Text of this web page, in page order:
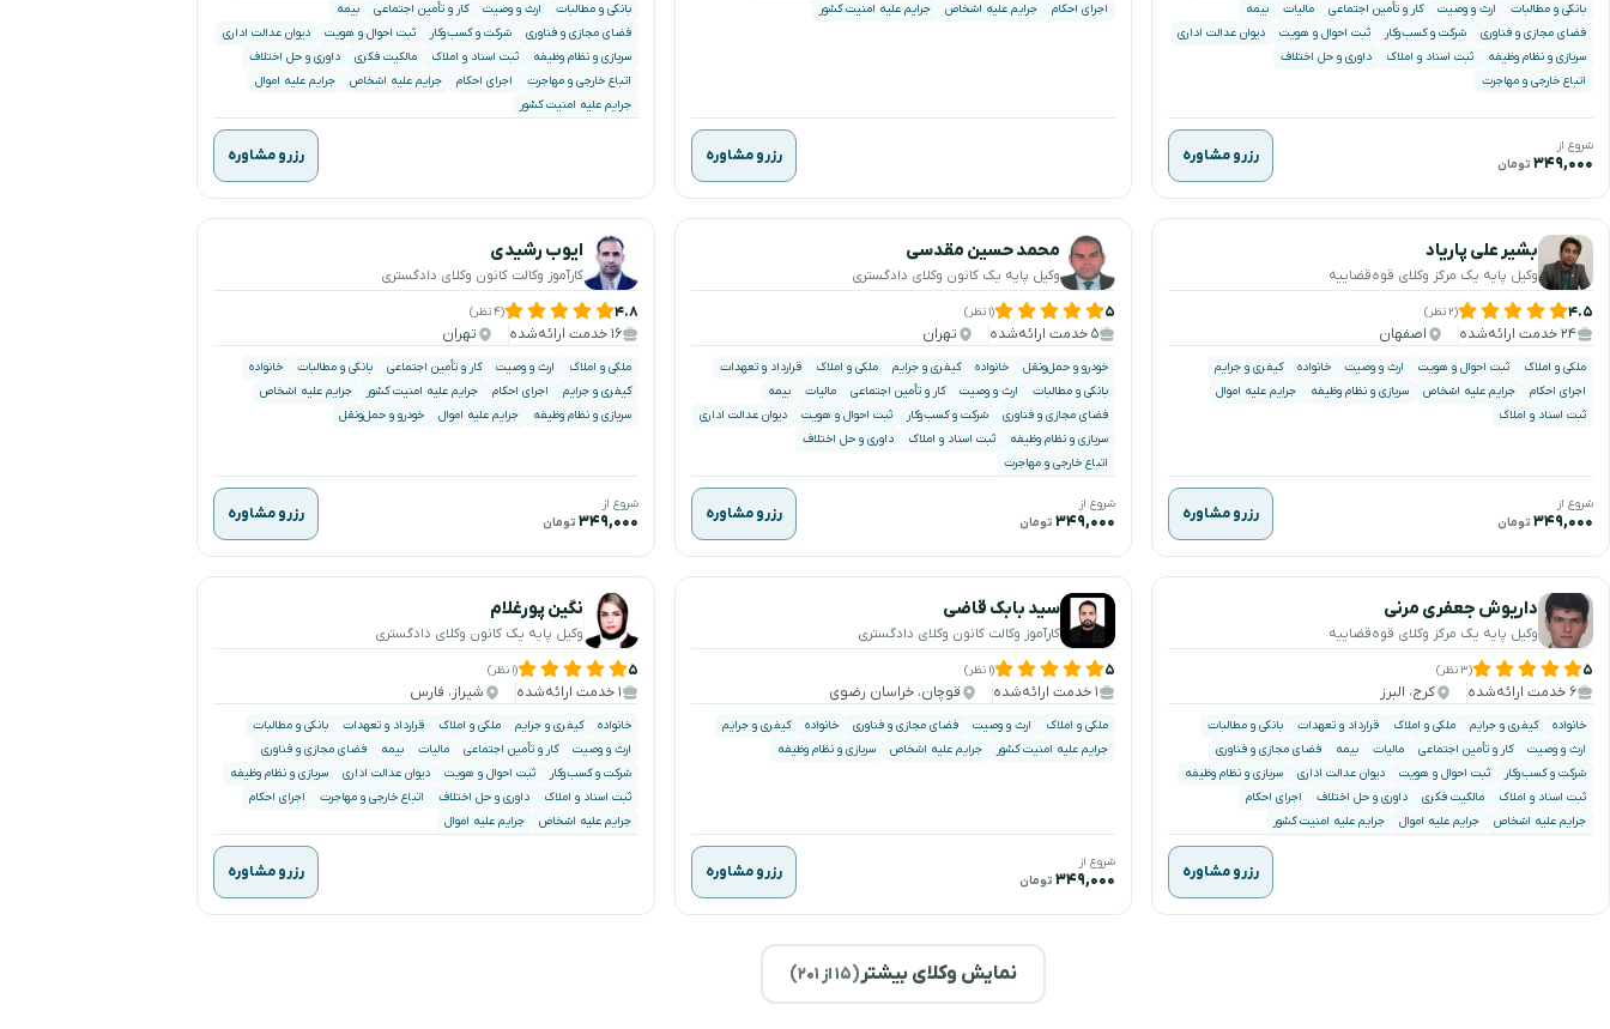
بانکی و مطالبات
ارث و وصیت کار و تأمین اجتماعی مالیات
بیمه
فضای مجازی و فناوری
شرکت و کسب‌وکار ثبت احوال و هویت
دیوان عدالت اداری
سربازی و نظام وظیفه
ثبت اسناد و املاک
داوری و حل اختلاف
اتباع خارجی و مهاجرت
شروع از
۳۴۹,۰۰۰ تومان رزرو مشاوره
اجرای احکام
جرایم علیه اشخاص جرایم علیه امنیت کشور
رزرو مشاوره
بانکی و مطالبات
ارث و وصیت کار و تأمین اجتماعی
بیمه
فضای مجازی و فناوری
شرکت و کسب‌وکار ثبت احوال و هویت
دیوان عدالت اداری
سربازی و نظام وظیفه
ثبت اسناد و املاک مالکیت فکری
داوری و حل اختلاف
اتباع خارجی و مهاجرت
اجرای احکام جرایم علیه اشخاص
جرایم علیه اموال
جرایم علیه امنیت کشور
رزرو مشاوره
بشیر علی پاریاد
وکیل پایه یک مرکز وکلای قوه‌قضاییه
۴.۵ (۲ نظر)
۲۴ خدمت ارائه‌شده اصفهان
ملکی و املاک ثبت احوال و هویت ارث و وصیت خانواده
کیفری و جرایم
اجرای احکام
جرایم علیه اشخاص سربازی و نظام وظیفه
جرایم علیه اموال
ثبت اسناد و املاک
شروع از
۳۴۹,۰۰۰ تومان رزرو مشاوره
محمد حسین مقدسی
وکیل پایه یک کانون وکلای دادگستری
۵ (۱ نظر)
۵ خدمت ارائه‌شده تهران
خودرو و حمل‌ونقل خانواده کیفری و جرایم ملکی و املاک
قرارداد و تعهدات
بانکی و مطالبات
ارث و وصیت کار و تأمین اجتماعی مالیات
بیمه
فضای مجازی و فناوری
شرکت و کسب‌وکار ثبت احوال و هویت
دیوان عدالت اداری
سربازی و نظام وظیفه
ثبت اسناد و املاک
داوری و حل اختلاف
اتباع خارجی و مهاجرت
شروع از
۳۴۹,۰۰۰ تومان رزرو مشاوره
ایوب رشیدی
کارآموز وکالت کانون وکلای دادگستری
۴.۸ (۴ نظر)
۱۶ خدمت ارائه‌شده تهران
ملکی و املاک ارث و وصیت کار و تأمین اجتماعی بانکی و مطالبات
خانواده
کیفری و جرایم
اجرای احکام جرایم علیه امنیت کشور
جرایم علیه اشخاص
سربازی و نظام وظیفه
جرایم علیه اموال خودرو و حمل‌ونقل
شروع از
۳۴۹,۰۰۰ تومان رزرو مشاوره
داریوش جعفری مرنی
وکیل پایه یک مرکز وکلای قوه‌قضاییه
۵ (۳ نظر)
۶ خدمت ارائه‌شده کرج، البرز
خانواده کیفری و جرایم ملکی و املاک قرارداد و تعهدات
بانکی و مطالبات
ارث و وصیت
کار و تأمین اجتماعی مالیات بیمه
فضای مجازی و فناوری
شرکت و کسب‌وکار
ثبت احوال و هویت دیوان عدالت اداری
سربازی و نظام وظیفه
ثبت اسناد و املاک
مالکیت فکری داوری و حل اختلاف
اجرای احکام
جرایم علیه اشخاص
جرایم علیه اموال جرایم علیه امنیت کشور
رزرو مشاوره
سید بابک قاضی
کارآموز وکالت کانون وکلای دادگستری
۵ (۱ نظر)
۱ خدمت ارائه‌شده قوچان، خراسان رضوی
ملکی و املاک ارث و وصیت فضای مجازی و فناوری خانواده
کیفری و جرایم
جرایم علیه امنیت کشور
جرایم علیه اشخاص سربازی و نظام وظیفه
شروع از
۳۴۹,۰۰۰ تومان رزرو مشاوره
نگین پورغلام
وکیل پایه یک کانون وکلای دادگستری
۵ (۱ نظر)
۱ خدمت ارائه‌شده شیراز، فارس
خانواده کیفری و جرایم ملکی و املاک قرارداد و تعهدات
بانکی و مطالبات
ارث و وصیت
کار و تأمین اجتماعی مالیات بیمه
فضای مجازی و فناوری
شرکت و کسب‌وکار
ثبت احوال و هویت دیوان عدالت اداری
سربازی و نظام وظیفه
ثبت اسناد و املاک
داوری و حل اختلاف اتباع خارجی و مهاجرت
اجرای احکام
جرایم علیه اشخاص
جرایم علیه اموال
رزرو مشاوره
نمایش وکلای بیشتر(۱۵از ۲۰۱)